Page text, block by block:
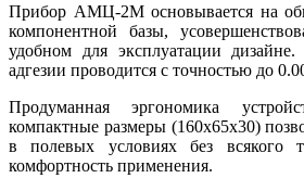
Прибор АМЦ-2М основывается на
компонентной базы,
удобном для эксплуатации
адгезии проводится с точностью до
Продуманная эргономика
компактные размеры (160х65х30)
в полевых условиях без всякого
комфортность применения.